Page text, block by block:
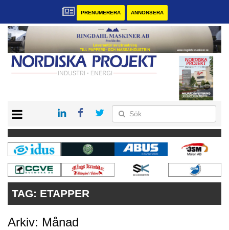
PRENUMERERA ANNONSERA
KONTAKT
VÅRA ANDRA MAGASIN
PRENUMERERA
ANNONSERA
TAG: ETAPPER
Arkiv: Månad